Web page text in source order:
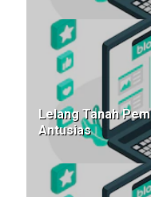
Lelang Tanah
Antusias